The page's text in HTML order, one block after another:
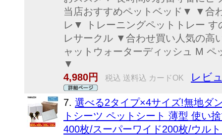
当店おすすめペットベッド▼ ▼合
レ▼ トレーニングペットトレー す
レサークル ▼合わせ買い人気の高
ャットウォーターディッシュ M
▼
4,980円
税込 送料込 カードOK レビ
7. 選べる2タイプ×4サイズ!無地ダ
トシーツ ペットシート 薄型 使い
400枚/スーパーワイド200枚/ウル